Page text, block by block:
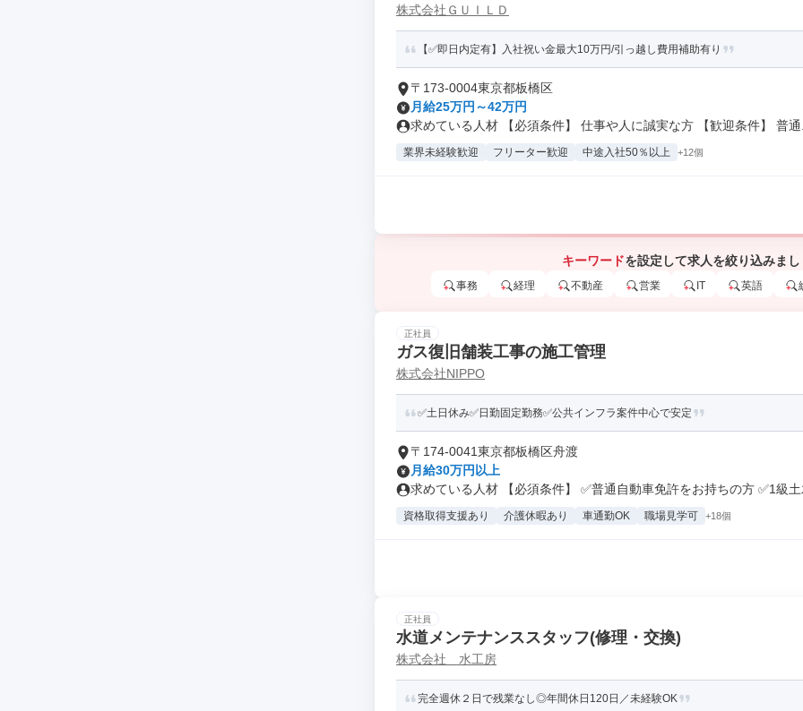
株式会社ＧＵＩＬＤ
【✅即日内定有】入社祝い金最大10万円/引っ越し費用補助有り
〒173-0004東京都板橋区
月給25万円～42万円
求めている人材 【必須条件】 仕事や人に誠実な方 【歓迎条件】 普
業界未経験歓迎 フリーター歓迎 中途入社50％以上 +12個
キーワードを設定して求人を絞り込みま
事務 経理 不動産 営業 IT 英語
正社員
ガス復旧舗装工事の施工管理
株式会社NIPPO
✅土日休み✅日勤固定勤務✅公共インフラ案件中心で安定
〒174-0041東京都板橋区舟渡
月給30万円以上
求めている人材 【必須条件】 ✅普通自動車免許をお持ちの方 ✅1級
資格取得支援あり 介護休暇あり 車通勤OK 職場見学可 +18個
正社員
水道メンテナンススタッフ(修理・交換)
株式会社 水工房
完全週休２日で残業なし◎年間休日120日／未経験OK